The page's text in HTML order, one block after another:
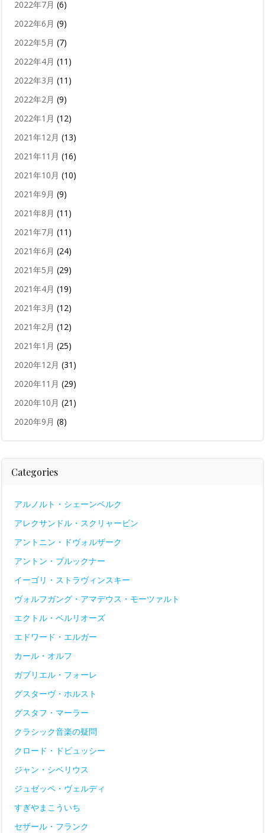
2022年7月 (6)
2022年6月 (9)
2022年5月 (7)
2022年4月 (11)
2022年3月 (11)
2022年2月 (9)
2022年1月 (12)
2021年12月 (13)
2021年11月 (16)
2021年10月 (10)
2021年9月 (9)
2021年8月 (11)
2021年7月 (11)
2021年6月 (24)
2021年5月 (29)
2021年4月 (19)
2021年3月 (12)
2021年2月 (12)
2021年1月 (25)
2020年12月 (31)
2020年11月 (29)
2020年10月 (21)
2020年9月 (8)
Categories
アルノルト・シェーンベルク
アレクサンドル・スクリャービン
アントニン・ドヴォルザーク
アントン・ブルックナー
イーゴリ・ストラヴィンスキー
ヴォルフガング・アマデウス・モーツァルト
エクトル・ベルリオーズ
エドワード・エルガー
カール・オルフ
ガブリエル・フォーレ
グスターヴ・ホルスト
グスタフ・マーラー
クラシック音楽の疑問
クロード・ドビュッシー
ジャン・シベリウス
ジュゼッペ・ヴェルディ
すぎやまこういち
セザール・フランク